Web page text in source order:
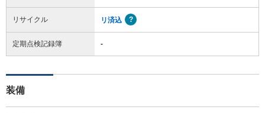
リサイクル リ済込
定期点検記録簿 -
装備